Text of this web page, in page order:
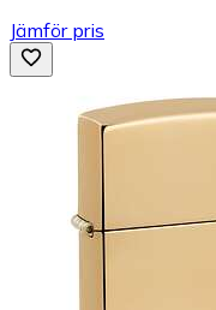
Jämför pris